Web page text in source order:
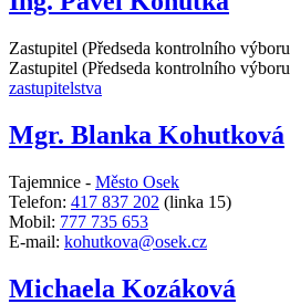
Zastupitel (Předseda kontrolního
Zastupitel (Předseda kontrolního
zastupitelstva
Mgr. Blanka Kohutková
Tajemnice - Město Osek
Telefon: 417 837 202 (linka 15)
Mobil: 777 735 653
E-mail: kohutkova@osek.cz
Michaela Kozáková